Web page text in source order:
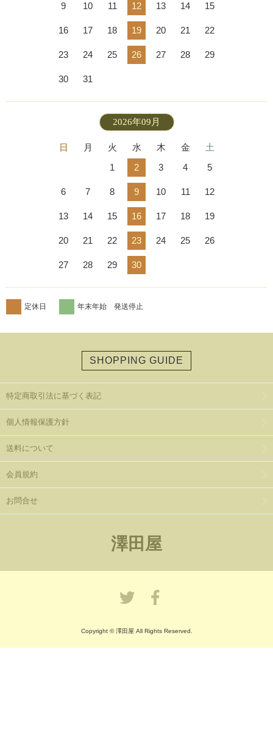
9 10 11 12 13 14 15
16 17 18 19 20 21 22
23 24 25 26 27 28 29
30 31
2026年09月
日 月 火 水 木 金
土
1
2 3 4 5
6 7 8 9 10 11 12
13 14 15 16 17 18 19
20 21 22 23 24 25 26
27 28 29 30
定休日 年末年始 発送停止
SHOPPING GUIDE
特定商取引法に基づく表記
個人情報保護方針
送料について
会員規約
お問合せ
澤田屋
Copyright © 澤田屋 All Rights Reserved.